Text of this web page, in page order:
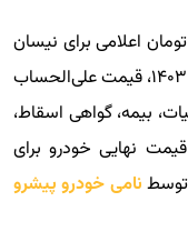
میلیارد و ۴۸۰ میلیون تومان اعلامی برای نیسان
قشقایی آنر در عرضه آخر وارداتی ها در سال ۱۴۰۳، قیمت علی‌الحساب
بیمه، گواهی اسقاط،
نهایی خودرو برای
نامی خودرو پیشرو